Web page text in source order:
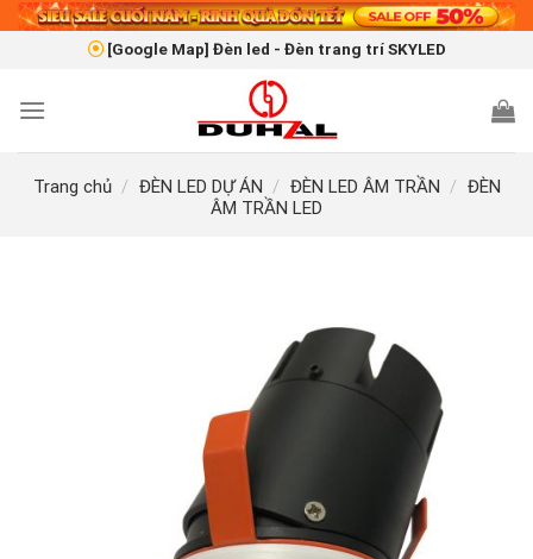
Skip
[Google Map] Đèn led - Đèn trang trí SKYLED
Trang chủ / ĐÈN LED DỰ ÁN / ĐÈN LED ÂM TRẦN / ĐÈN
ÂM TRẦN LED